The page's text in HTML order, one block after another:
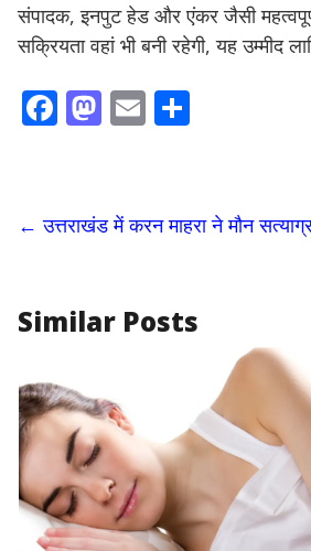
संपादक, इनपुट हेड और एंकर जैसी महत्वपूर्ण
सक्रियता वहां भी बनी रहेगी, यह उम्मीद
F
b
o
k
M
d
o
E
l e
← उत्तराखंड में करन माहरा ने मौन
Similar Posts